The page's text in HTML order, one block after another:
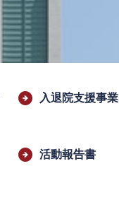
入退院支援事業
活動報告書